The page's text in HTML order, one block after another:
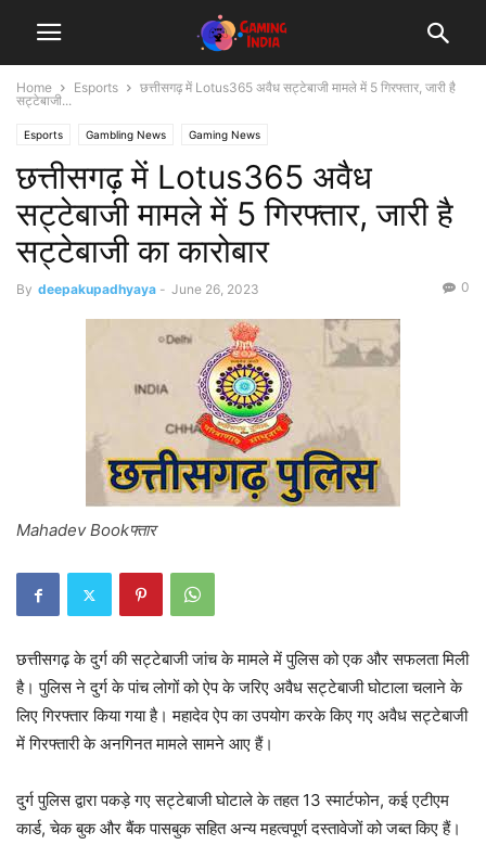
Home Esports
छत्तीसगढ़ में Lotus365 अवैध सट्टेबाजी मामले में 5 गिरफ्तार, जारी है
सट्टेबाजी...
Esports Gambling News Gaming News
छत्तीसगढ़ में Lotus365 अवैध
सट्टेबाजी मामले में 5 गिरफ्तार, जारी है
सट्टेबाजी का कारोबार
By deepakupadhyaya - June 26, 2023 0
Mahadev Bookफ्तार
छत्तीसगढ़ के दुर्ग की सट्टेबाजी जांच के मामले में पुलिस को एक और सफलता मिली
है। पुलिस ने दुर्ग के पांच लोगों को ऐप के जरिए अवैध सट्टेबाजी घोटाला चलाने के
लिए गिरफ्तार किया गया है। महादेव ऐप का उपयोग करके किए गए अवैध सट्टेबाजी
में गिरफ्तारी के अनगिनत मामले सामने आए हैं।
दुर्ग पुलिस द्वारा पकड़े गए सट्टेबाजी घोटाले के तहत 13 स्मार्टफोन, कई एटीएम
कार्ड, चेक बुक और बैंक पासबुक सहित अन्य महत्वपूर्ण दस्तावेजों को जब्त किए हैं।